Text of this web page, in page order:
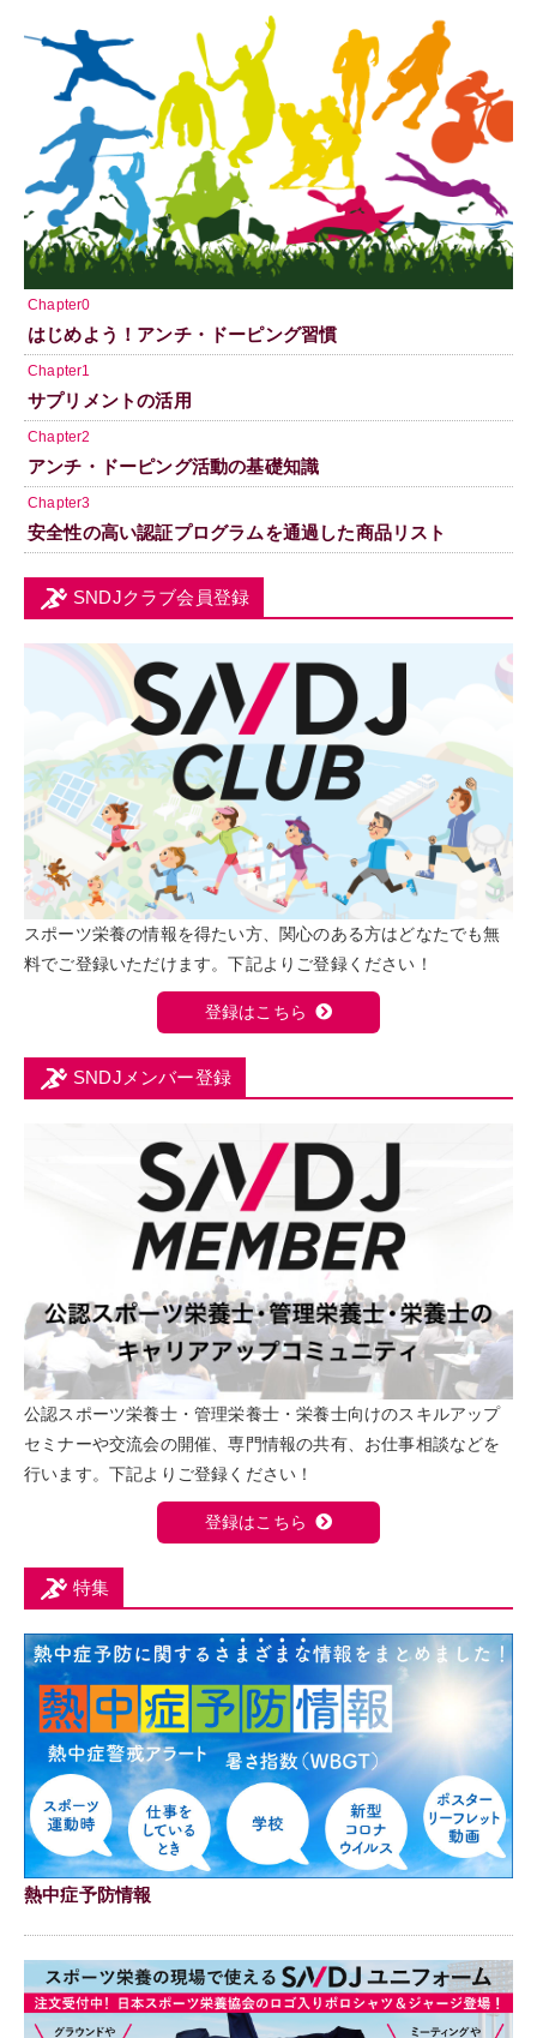
Chapter0
はじめよう！アンチ・ドーピング習慣
Chapter1
サプリメントの活用
Chapter2
アンチ・ドーピング活動の基礎知識
Chapter3
安全性の高い認証プログラムを通過した商品リスト
SNDJクラブ会員登録
スポーツ栄養の情報を得たい方、関心のある方はどなたでも無
料でご登録いただけます。下記よりご登録ください！
登録はこちら
SNDJメンバー登録
公認スポーツ栄養士・管理栄養士・栄養士向けのスキルアップ
セミナーや交流会の開催、専門情報の共有、お仕事相談などを
行います。下記よりご登録ください！
登録はこちら
特集
熱中症予防情報